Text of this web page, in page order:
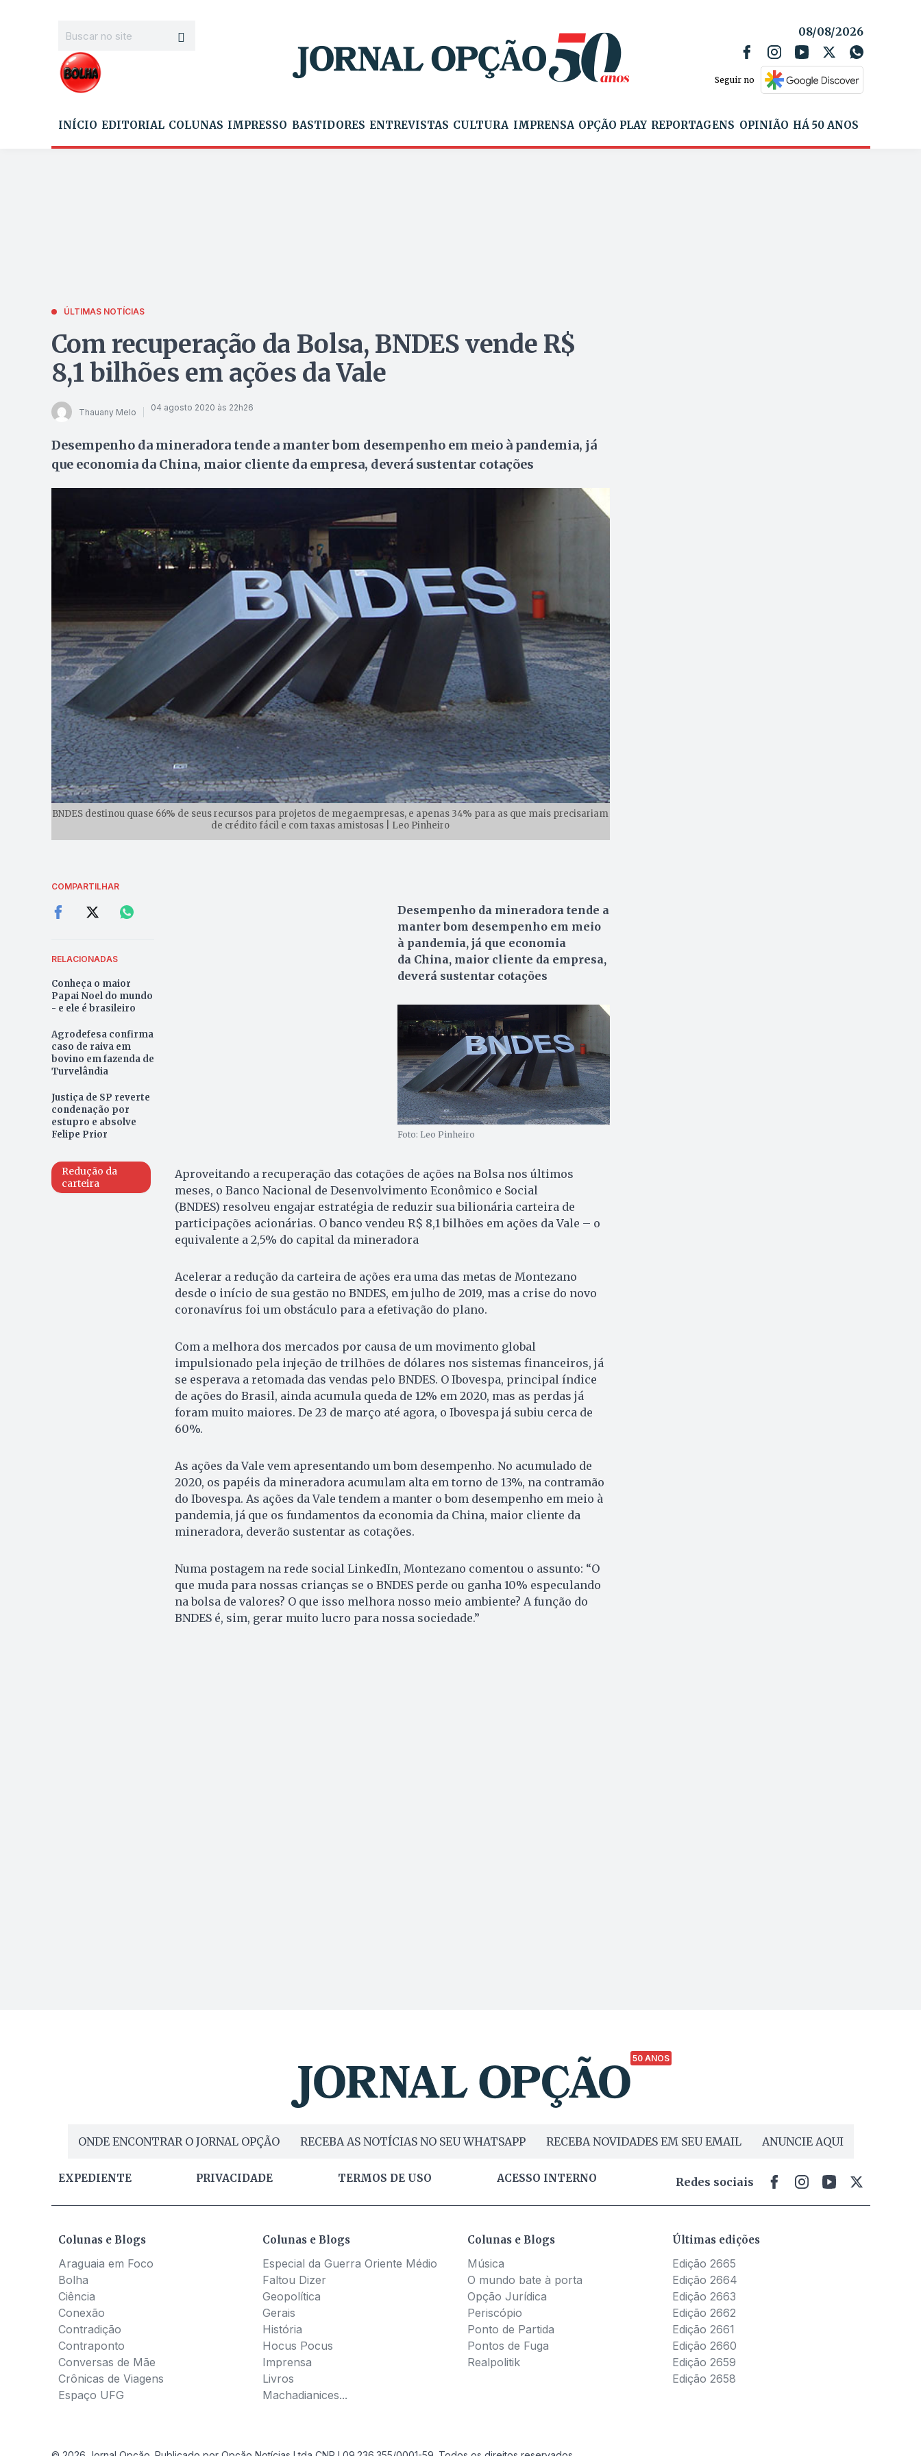
08/08/2026
Seguir no
INÍCIO EDITORIAL COLUNAS IMPRESSO BASTIDORES ENTREVISTAS CULTURA IMPRENSA OPÇÃO PLAY REPORTAGENS OPINIÃO HÁ 50 ANOS
ÚLTIMAS NOTÍCIAS
Com recuperação da Bolsa, BNDES vende R$
8,1 bilhões em ações da Vale
Thauany Melo 04 agosto 2020 às 22h26
Desempenho da mineradora tende a manter bom desempenho em meio à pandemia, já
que economia da China, maior cliente da empresa, deverá sustentar cotações
BNDES destinou quase 66% de seus recursos para projetos de megaempresas, e apenas 34% para as que mais precisariam
de crédito fácil e com taxas amistosas | Leo Pinheiro
COMPARTILHAR
RELACIONADAS
Conheça o maior
Papai Noel do mundo
- e ele é brasileiro
Agrodefesa confirma
caso de raiva em
bovino em fazenda de
Turvelândia
Justiça de SP reverte
condenação por
estupro e absolve
Felipe Prior
Redução da
carteira
Desempenho da mineradora tende a
manter bom desempenho em meio
à pandemia, já que economia
da China, maior cliente da empresa,
deverá sustentar cotações
Foto: Leo Pinheiro
Aproveitando a recuperação das cotações de ações na Bolsa nos últimos
meses, o Banco Nacional de Desenvolvimento Econômico e Social
(BNDES) resolveu engajar estratégia de reduzir sua bilionária carteira de
participações acionárias. O banco vendeu R$ 8,1 bilhões em ações da Vale – o
equivalente a 2,5% do capital da mineradora
Acelerar a redução da carteira de ações era uma das metas de Montezano
desde o início de sua gestão no BNDES, em julho de 2019, mas a crise do novo
coronavírus foi um obstáculo para a efetivação do plano.
Com a melhora dos mercados por causa de um movimento global
impulsionado pela injeção de trilhões de dólares nos sistemas financeiros, já
se esperava a retomada das vendas pelo BNDES. O Ibovespa, principal índice
de ações do Brasil, ainda acumula queda de 12% em 2020, mas as perdas já
foram muito maiores. De 23 de março até agora, o Ibovespa já subiu cerca de
60%.
As ações da Vale vem apresentando um bom desempenho. No acumulado de
2020, os papéis da mineradora acumulam alta em torno de 13%, na contramão
do Ibovespa. As ações da Vale tendem a manter o bom desempenho em meio à
pandemia, já que os fundamentos da economia da China, maior cliente da
mineradora, deverão sustentar as cotações.
Numa postagem na rede social LinkedIn, Montezano comentou o assunto: “O
que muda para nossas crianças se o BNDES perde ou ganha 10% especulando
na bolsa de valores? O que isso melhora nosso meio ambiente? A função do
BNDES é, sim, gerar muito lucro para nossa sociedade.”
50 ANOS
ONDE ENCONTRAR O JORNAL OPÇÃO RECEBA AS NOTÍCIAS NO SEU WHATSAPP RECEBA NOVIDADES EM SEU EMAIL ANUNCIE AQUI
EXPEDIENTE PRIVACIDADE TERMOS DE USO ACESSO INTERNO Redes sociais
Colunas e Blogs
Araguaia em Foco
Bolha
Ciência
Conexão
Contradição
Contraponto
Conversas de Mãe
Crônicas de Viagens
Espaço UFG
Colunas e Blogs
Especial da Guerra Oriente Médio
Faltou Dizer
Geopolítica
Gerais
História
Hocus Pocus
Imprensa
Livros
Machadianices...
Colunas e Blogs
Música
O mundo bate à porta
Opção Jurídica
Periscópio
Ponto de Partida
Pontos de Fuga
Realpolitik
Últimas edições
Edição 2665
Edição 2664
Edição 2663
Edição 2662
Edição 2661
Edição 2660
Edição 2659
Edição 2658